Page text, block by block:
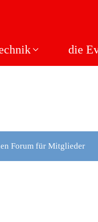
die
Forum für Mitglieder